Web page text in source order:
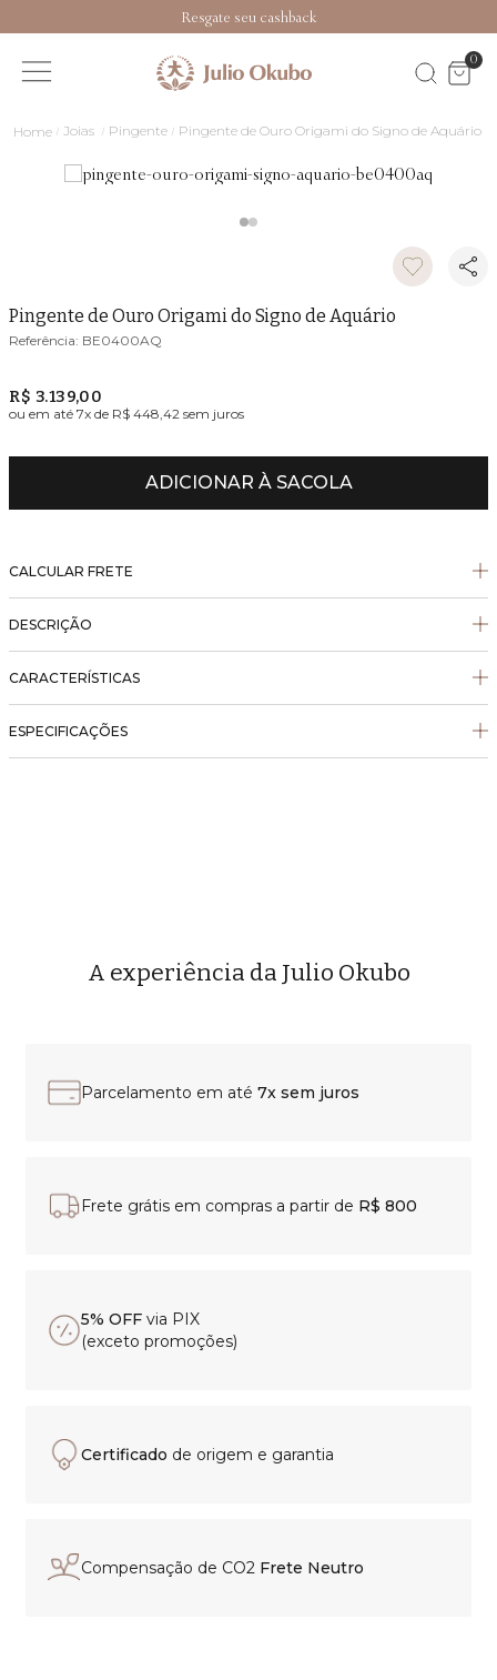
Resgate seu cashback
0
Joias Pingente Pingente de Ouro Origami do Signo de Aquário
Pingente de Ouro Origami do Signo de Aquário
BE0400AQ
R$ 3.139,00
ou em até 7x de R$ 448,42 sem juros
ADICIONAR À SACOLA
CALCULAR FRETE
DESCRIÇÃO
CARACTERÍSTICAS
ESPECIFICAÇÕES
A experiência da Julio Okubo
Parcelamento em até 7x sem juros
Frete grátis em compras a partir de R$ 800
5% OFF via PIX
(exceto promoções)
Certificado de origem e garantia
Compensação de CO2 Frete Neutro